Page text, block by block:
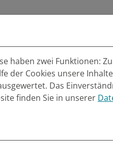
Raumsysteme
haben zwei
der Cookies unsere
Das
finden Sie in unserer